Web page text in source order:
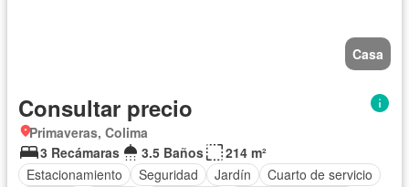
Casa
Consultar precio
Primaveras, Colima
3 Recámaras
3.5 Baños
214 m²
Estacionamiento
Seguridad Jardín
Cuarto de servicio